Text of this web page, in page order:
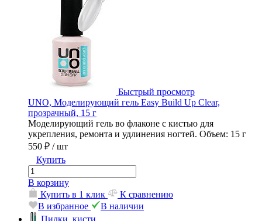
Быстрый просмотр
UNO, Моделирующий гель Easy Build Up Clear,
прозрачный, 15 г
Моделирующий гель во флаконе с кистью для
укрепления, ремонта и удлинения ногтей. Объем: 15 г
550 ₽ / шт
Купить
В корзину
Купить в 1 клик
К сравнению
В избранное
В наличии
Пилки, кисти